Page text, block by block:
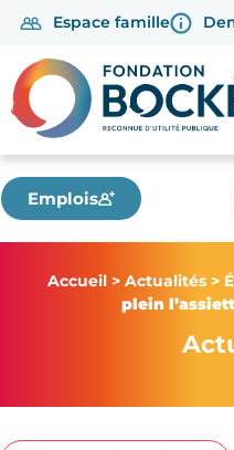
Espace famille
Emplois
Accueil > Actualités >
plein